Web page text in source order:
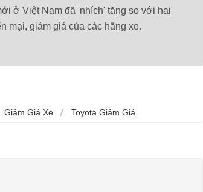
ở Việt Nam đã 'nhích' tăng so với hai
mại, giảm giá của các hãng xe.
Giảm Giá Xe Toyota Giảm Giá